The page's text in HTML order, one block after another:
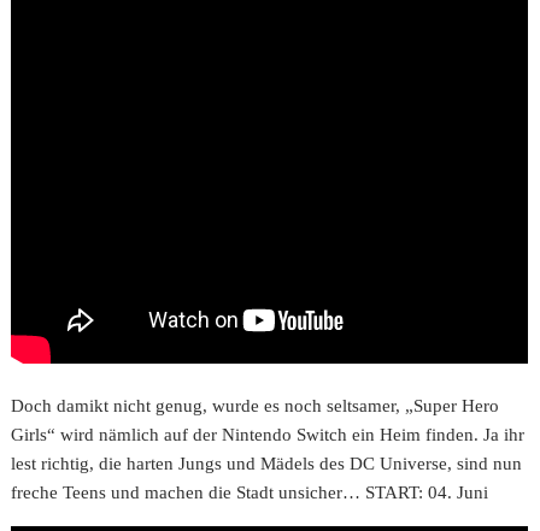
Doch damikt nicht genug, wurde es noch seltsamer, „Super Hero
Girls“ wird nämlich auf der Nintendo Switch ein Heim finden. Ja ihr
lest richtig, die harten Jungs und Mädels des DC Universe, sind nun
freche Teens und machen die Stadt unsicher… START: 04. Juni